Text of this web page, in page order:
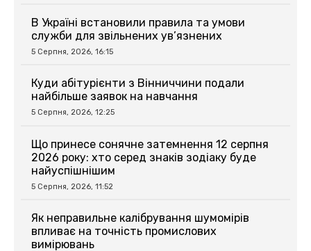
В Україні встановили правила та умови
служби для звільнених ув’язнених
5 Серпня, 2026, 16:15
Куди абітурієнти з Вінниччини подали
найбільше заявок на навчання
5 Серпня, 2026, 12:25
Що принесе сонячне затемнення 12 серпня
2026 року: хто серед знаків зодіаку буде
найуспішнішим
5 Серпня, 2026, 11:52
Як неправильне калібрування шумомірів
впливає на точність промислових
вимірювань